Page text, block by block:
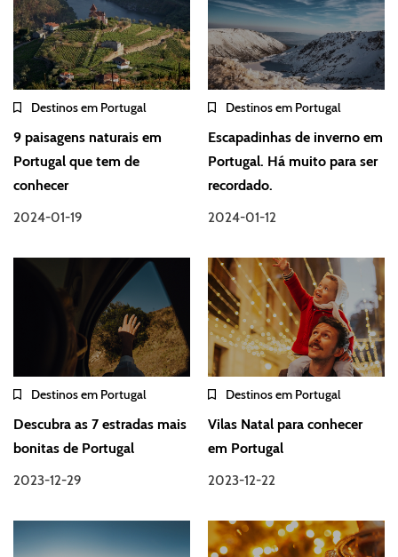
Destinos em Portugal
9 paisagens naturais em
Portugal que tem de
conhecer
2024-01-19
Destinos em Portugal
Escapadinhas de inverno em
Portugal. Há muito para ser
recordado.
2024-01-12
Destinos em Portugal
Descubra as 7 estradas mais
bonitas de Portugal
2023-12-29
Destinos em Portugal
Vilas Natal para conhecer
em Portugal
2023-12-22